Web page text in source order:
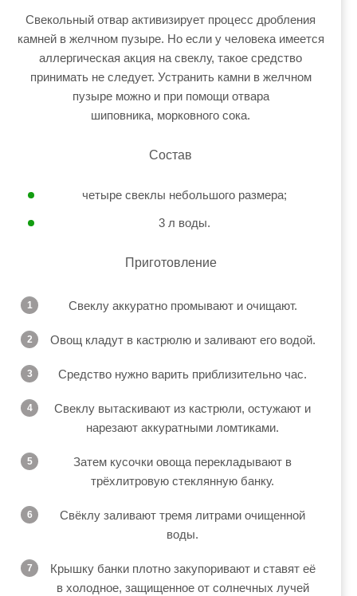
Свекольный отвар активизирует процесс дробления
камней в желчном пузыре. Но если у человека имеется
аллергическая акция на свеклу, такое средство
принимать не следует. Устранить камни в желчном
пузыре можно и при помощи отвара
шиповника, морковного сока.
Состав
четыре свеклы небольшого размера;
3 л воды.
Приготовление
Свеклу аккуратно промывают и очищают.
Овощ кладут в кастрюлю и заливают его водой.
Средство нужно варить приблизительно час.
Свеклу вытаскивают из кастрюли, остужают и
нарезают аккуратными ломтиками.
Затем кусочки овоща перекладывают в
трёхлитровую стеклянную банку.
Свёклу заливают тремя литрами очищенной
воды.
Крышку банки плотно закупоривают и ставят её
в холодное, защищенное от солнечных лучей